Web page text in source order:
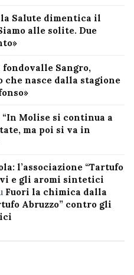
Salute dimentica il
alle solite. Due
Sangro,
che nasce dalla stagione
“In Molise si continua a
ma poi si va in
l’associazione “Tartufo
e gli aromi sintetici
Fuori la chimica dalla
Abruzzo” contro gli